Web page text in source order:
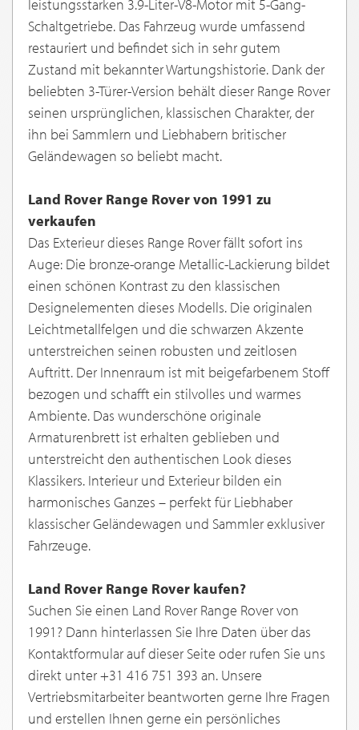
leistungsstarken 3.9-Liter-V8-Motor mit 5-Gang-
Schaltgetriebe. Das Fahrzeug wurde umfassend
restauriert und befindet sich in sehr gutem
Zustand mit bekannter Wartungshistorie. Dank der
beliebten 3-Türer-Version behält dieser Range Rover
seinen ursprünglichen, klassischen Charakter, der
ihn bei Sammlern und Liebhabern britischer
Geländewagen so beliebt macht.
Land Rover Range Rover von 1991 zu
verkaufen
Das Exterieur dieses Range Rover fällt sofort ins
Auge: Die bronze-orange Metallic-Lackierung bildet
einen schönen Kontrast zu den klassischen
Designelementen dieses Modells. Die originalen
Leichtmetallfelgen und die schwarzen Akzente
unterstreichen seinen robusten und zeitlosen
Auftritt. Der Innenraum ist mit beigefarbenem Stoff
bezogen und schafft ein stilvolles und warmes
Ambiente. Das wunderschöne originale
Armaturenbrett ist erhalten geblieben und
unterstreicht den authentischen Look dieses
Klassikers. Interieur und Exterieur bilden ein
harmonisches Ganzes – perfekt für Liebhaber
klassischer Geländewagen und Sammler exklusiver
Fahrzeuge.
Land Rover Range Rover kaufen?
Suchen Sie einen Land Rover Range Rover von
1991? Dann hinterlassen Sie Ihre Daten über das
Kontaktformular auf dieser Seite oder rufen Sie uns
direkt unter +31 416 751 393 an. Unsere
Vertriebsmitarbeiter beantworten gerne Ihre Fragen
und erstellen Ihnen gerne ein persönliches